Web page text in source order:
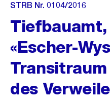
STRB Nr. 0104/2016
«Escher-
des